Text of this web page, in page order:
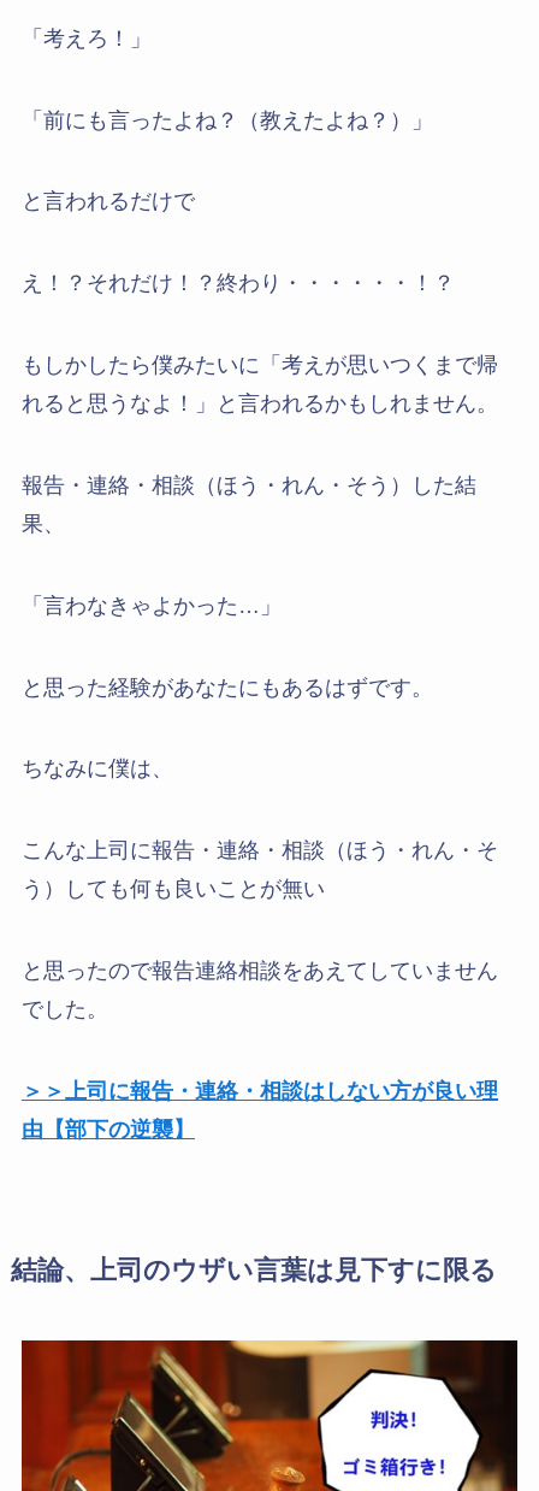
「考えろ！」
「前にも言ったよね？（教えたよね？）」
と言われるだけで
え！？それだけ！？終わり・・・・・・！？
もしかしたら僕みたいに「考えが思いつくまで帰
れると思うなよ！」と言われるかもしれません。
報告・連絡・相談（ほう・れん・そう）した結
果、
「言わなきゃよかった…」
と思った経験があなたにもあるはずです。
ちなみに僕は、
こんな上司に報告・連絡・相談（ほう・れん・そ
う）しても何も良いことが無い
と思ったので報告連絡相談をあえてしていません
でした。
＞＞上司に報告・連絡・相談はしない方が良い理
由【部下の逆襲】
結論、上司のウザい言葉は見下すに限る